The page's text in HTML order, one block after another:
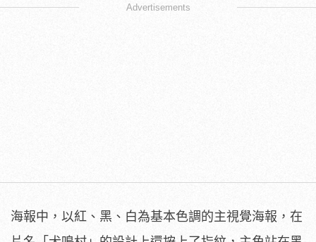
Advertisements
海報中，以紅、黑、 白為基本色調的主視覺海報，在